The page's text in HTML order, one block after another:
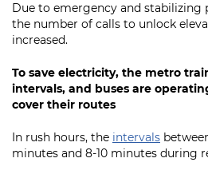
Due to emergency and stabilizing
the number of calls to unlock
increased.
To save electricity, the metro
intervals, and buses are
cover their routes
In rush hours, the intervals
minutes and 8-10 minutes during